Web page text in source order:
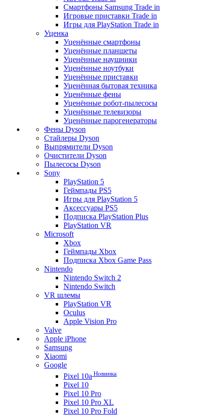
Смартфоны Samsung Trade in
Игровые приставки Trade in
Игры для PlayStation Trade in
Уценка
Уценённые смартфоны
Уценённые планшеты
Уценённые наушники
Уценённые ноутбуки
Уценённые приставки
Уценённая бытовая техника
Уценённые фены
Уценённые робот-пылесосы
Уценённые телевизоры
Уценённые парогенераторы
Фены Dyson
Стайлеры Dyson
Выпрямители Dyson
Очистители Dyson
Пылесосы Dyson
Sony
PlayStation 5
Геймпады PS5
Игры для PlayStation 5
Аксессуары PS5
Подписка PlayStation Plus
PlayStation VR
Microsoft
Xbox
Геймпады Xbox
Подписка Xbox Game Pass
Nintendo
Nintendo Switch 2
Nintendo Switch
VR шлемы
PlayStation VR
Oculus
Apple Vision Pro
Valve
Apple iPhone
Samsung
Xiaomi
Google
Pixel 10a Новинка
Pixel 10
Pixel 10 Pro
Pixel 10 Pro XL
Pixel 10 Pro Fold